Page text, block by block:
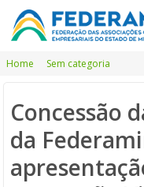
Home Sem categoria
Concessão
da